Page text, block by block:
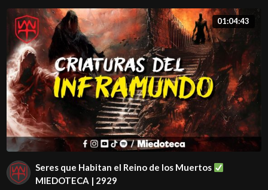
01:04:43
Seres que Habitan el Reino de los Muertos
MIEDOTECA | 2929